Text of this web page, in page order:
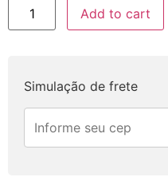
Add to cart
Simulação de frete